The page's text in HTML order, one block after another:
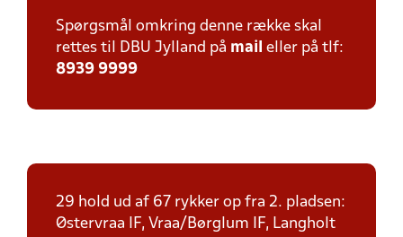
Spørgsmål omkring denne række skal
rettes til DBU Jylland på mail eller på tlf:
8939 9999
29 hold ud af 67 rykker op fra 2. pladsen:
Østervraa IF, Vraa/Børglum IF, Langholt